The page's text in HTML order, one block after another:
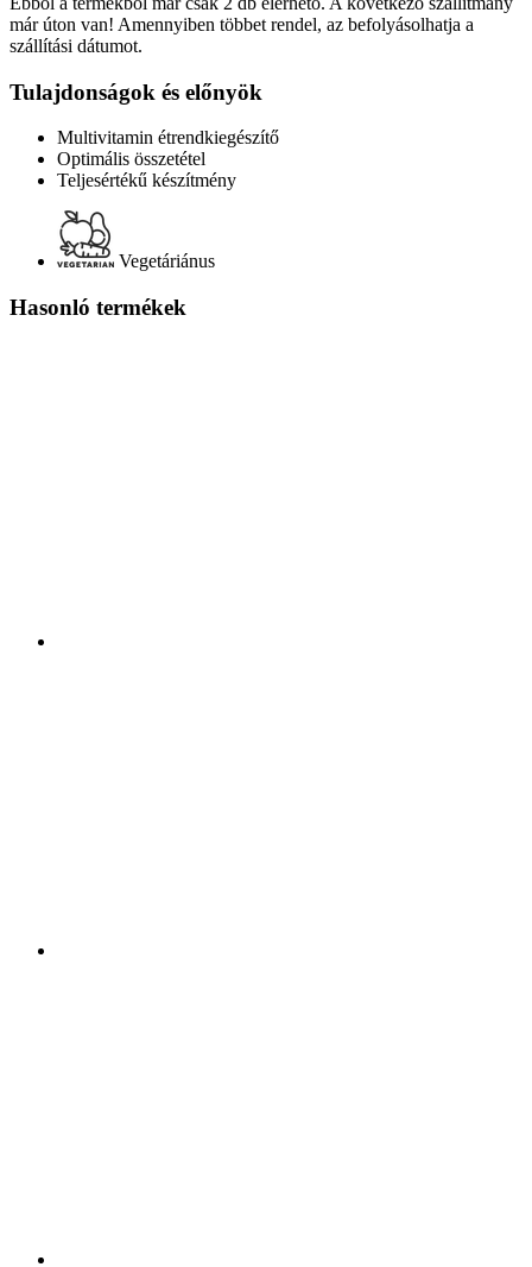
már úton van! Amennyiben többet rendel, az befolyásolhatja a
szállítási dátumot.
Tulajdonságok és előnyök
Multivitamin étrendkiegészítő
Optimális összetétel
Teljesértékű készítmény
Vegetáriánus
Hasonló termékek